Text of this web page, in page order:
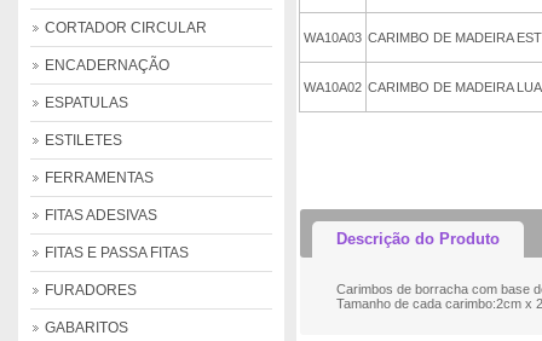
CORTADOR CIRCULAR
ENCADERNAÇÃO
ESPATULAS
ESTILETES
FERRAMENTAS
FITAS ADESIVAS
FITAS E PASSA FITAS
FURADORES
GABARITOS
WA10A03 CARIMBO DE MADEIRA
WA10A02 CARIMBO DE MADEIRA
Descrição do Produto
Carimbos de borracha com base
Tamanho de cada carimbo:2cm x